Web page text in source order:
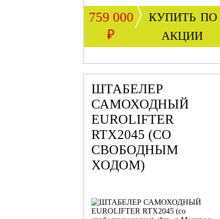
759 000
₽
купить по
акции
ШТАБЕЛЕР
САМОХОДНЫЙ
EUROLIFTER
RTX2045 (СО
СВОБОДНЫМ
ХОДОМ)